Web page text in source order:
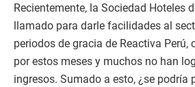
Recientemente, la Sociedad Hoteles
llamado para darle facilidades al
periodos de gracia de Reactiva Perú,
por estos meses y muchos no han
ingresos. Sumado a esto, ¿se podría